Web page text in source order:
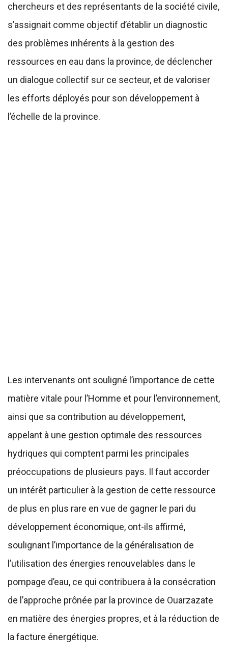
chercheurs et des représentants de la société civile,
s’assignait comme objectif d’établir un diagnostic
des problèmes inhérents à la gestion des
ressources en eau dans la province, de déclencher
un dialogue collectif sur ce secteur, et de valoriser
les efforts déployés pour son développement à
l’échelle de la province.
Les intervenants ont souligné l’importance de cette
matière vitale pour l’Homme et pour l’environnement,
ainsi que sa contribution au développement,
appelant à une gestion optimale des ressources
hydriques qui comptent parmi les principales
préoccupations de plusieurs pays. Il faut accorder
un intérêt particulier à la gestion de cette ressource
de plus en plus rare en vue de gagner le pari du
développement économique, ont-ils affirmé,
soulignant l’importance de la généralisation de
l’utilisation des énergies renouvelables dans le
pompage d’eau, ce qui contribuera à la consécration
de l’approche prônée par la province de Ouarzazate
en matière des énergies propres, et à la réduction de
la facture énergétique.